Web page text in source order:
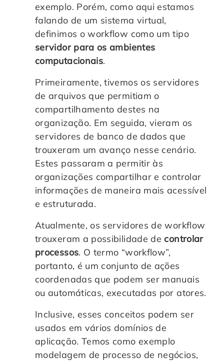
exemplo. Porém, como aqui estamos
falando de um sistema virtual,
definimos o workflow como um tipo
servidor para os ambientes
computacionais.
Primeiramente, tivemos os servidores
de arquivos que permitiam o
compartilhamento destes na
organização. Em seguida, vieram os
servidores de banco de dados que
trouxeram um avanço nesse cenário.
Estes passaram a permitir às
organizações compartilhar e controlar
informações de maneira mais acessível
e estruturada.
Atualmente, os servidores de workflow
trouxeram a possibilidade de controlar
processos. O termo “workflow”,
portanto, é um conjunto de ações
coordenadas que podem ser manuais
ou automáticas, executadas por atores.
Inclusive, esses conceitos podem ser
usados em vários domínios de
aplicação. Temos como exemplo
modelagem de processo de negócios,